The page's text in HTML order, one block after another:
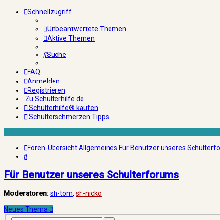
Schnellzugriff
Unbeantwortete Themen
Aktive Themen
Suche
FAQ
Anmelden
Registrieren
Zu Schulterhilfe.de
Schulterhilfe® kaufen
Schulterschmerzen Tipps
Foren-ÜbersichtAllgemeines Für Benutzer unseres
Suche
Für Benutzer unseres Schulterforums
Moderatoren:sh-tom, sh-nicko
Neues Thema